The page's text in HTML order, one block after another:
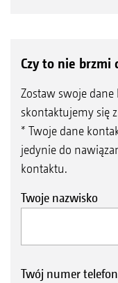
Czy to nie brzmi
Zostaw swoje
skontaktujemy się z
* Twoje dane
jedynie do
kontaktu.
Twoje nazwisko
Twój numer